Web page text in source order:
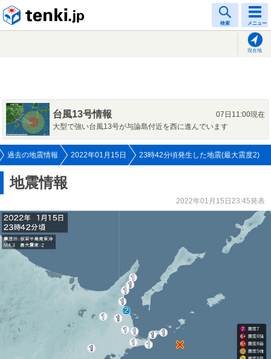
検索 メニュー
現在地
台風13号情報
07日11:00現在
大型で強い台風13号が与論島付近を西に進んでいます
過去の地震情報 2022年01月15日 23時42分頃発生した地震(最大震度2)
地震情報
2022年01月15日23:45発表